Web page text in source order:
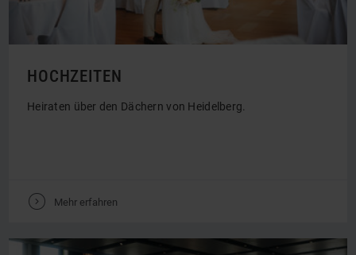
HOCHZEITEN
Heiraten über den Dächern von Heidelberg.
V Mehr erfahren